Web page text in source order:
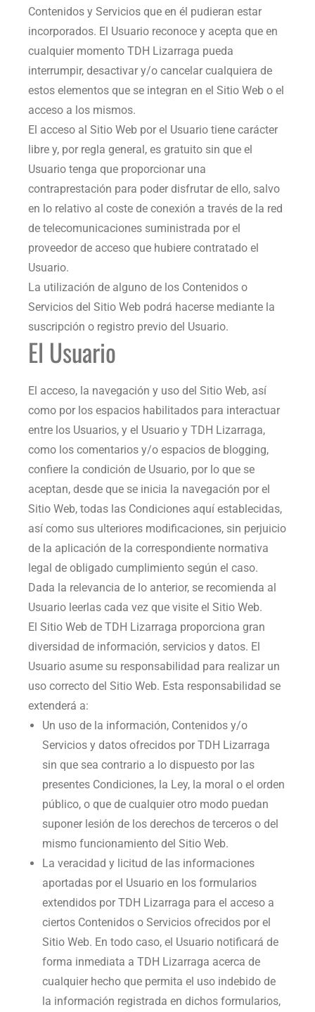
Contenidos y Servicios que en él pudieran estar
incorporados. El Usuario reconoce y acepta que en
cualquier momento TDH Lizarraga pueda
interrumpir, desactivar y/o cancelar cualquiera de
estos elementos que se integran en el Sitio Web o el
acceso a los mismos.
El acceso al Sitio Web por el Usuario tiene carácter
libre y, por regla general, es gratuito sin que el
Usuario tenga que proporcionar una
contraprestación para poder disfrutar de ello, salvo
en lo relativo al coste de conexión a través de la red
de telecomunicaciones suministrada por el
proveedor de acceso que hubiere contratado el
Usuario.
La utilización de alguno de los Contenidos o
Servicios del Sitio Web podrá hacerse mediante la
suscripción o registro previo del Usuario.
El Usuario
El acceso, la navegación y uso del Sitio Web, así
como por los espacios habilitados para interactuar
entre los Usuarios, y el Usuario y TDH Lizarraga,
como los comentarios y/o espacios de blogging,
confiere la condición de Usuario, por lo que se
aceptan, desde que se inicia la navegación por el
Sitio Web, todas las Condiciones aquí establecidas,
así como sus ulteriores modificaciones, sin perjuicio
de la aplicación de la correspondiente normativa
legal de obligado cumplimiento según el caso.
Dada la relevancia de lo anterior, se recomienda al
Usuario leerlas cada vez que visite el Sitio Web.
El Sitio Web de TDH Lizarraga proporciona gran
diversidad de información, servicios y datos. El
Usuario asume su responsabilidad para realizar un
uso correcto del Sitio Web. Esta responsabilidad se
extenderá a:
Un uso de la información, Contenidos y/o
Servicios y datos ofrecidos por TDH Lizarraga
sin que sea contrario a lo dispuesto por las
presentes Condiciones, la Ley, la moral o el orden
público, o que de cualquier otro modo puedan
suponer lesión de los derechos de terceros o del
mismo funcionamiento del Sitio Web.
La veracidad y licitud de las informaciones
aportadas por el Usuario en los formularios
extendidos por TDH Lizarraga para el acceso a
ciertos Contenidos o Servicios ofrecidos por el
Sitio Web. En todo caso, el Usuario notificará de
forma inmediata a TDH Lizarraga acerca de
cualquier hecho que permita el uso indebido de
la información registrada en dichos formularios,